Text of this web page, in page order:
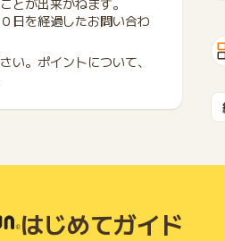
とが出来かねます。
日を経過したお問い合わ
い。ポイントについて、
はじめてガイド